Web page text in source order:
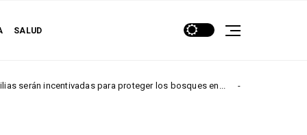
SALUD
incentivadas para proteger los bosques en... NACIONALES